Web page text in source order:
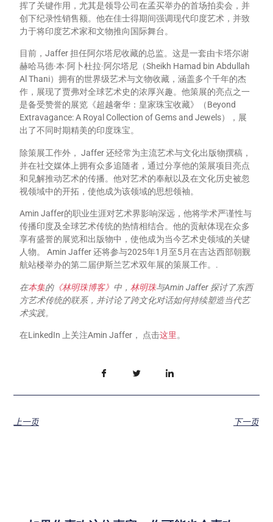
挥了关键作用，尤其是领导公司在孟买举办的首场拍卖会，并
创下纪录性销售额。他在佳士得期间强调现代印度艺术，并致
力于将印度艺术家和文物推向国际舞台。
目前，Jaffer 担任阿尔塔尼收藏的总监。这是一套由卡塔尔谢
赫哈马德·本·阿卜杜拉·阿尔塔尼（Sheikh Hamad bin Abdullah
Al Thani）拥有的世界级艺术与文物收藏，涵盖多个千年的杰
作，展现了贾弗对全球艺术史的浓厚兴趣。他策展的亮点之一
是备受赞誉的展览《超越奢华：皇家珠宝收藏》（Beyond
Extravagance: A Royal Collection of Gems and Jewels），展
出了不同时期精美的印度珠宝。
除策展工作外， Jaffer 还经常为主流艺术与文化出版物撰稿，
并在社交媒体上拥有众多追随者，通过分享他的策展项目亮点
和见解推动艺术的传播。他对艺术的奉献以及在文化历史被忽
视领域中的开拓，使他成为该领域的思想领袖。
Amin Jaffer的职业生涯对艺术界影响深远，他将学术严谨性与
传播印度及全球艺术传统的热情相结合。他的贡献体现在众多
享有盛誉的展览和出版物中，使他成为当今艺术史领域的关键
人物。 Amin Jaffer 还将参与2025年1月至5月在吉达西部朝觐
航站楼举办的第二届伊斯兰艺术双年展的策展工作。.
在本集的《林明珠博客》 中，林明珠与Amin Jaffer 探讨了东西
方艺术传统的联系，并讨论了跨文化对话如何持续塑造当代艺
术实践。
在LinkedIn 上关注Amin Jaffer， 点击这里 。
上一页 下一页